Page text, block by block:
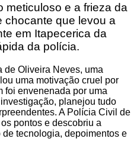
meticuloso e a frieza da
chocante que levou a
em Itapecerica da
da polícia.
de Oliveira Neves, uma
uma motivação cruel por
foi envenenada por uma
planejou tudo
A Polícia Civil de
pontos e descobriu a
tecnologia, depoimentos e